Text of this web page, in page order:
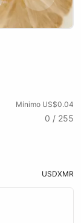
Mínimo US$0.04
0 / 255
USDXMR